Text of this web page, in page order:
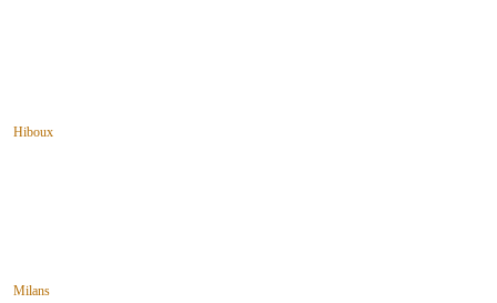
Hiboux
Milans